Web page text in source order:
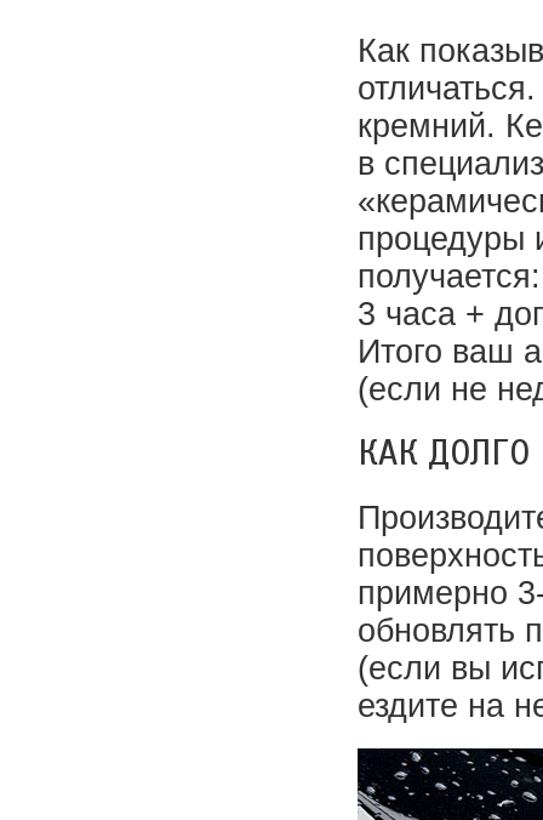
Как
кремний.
в
процедуры
3 часа +
Итого ваш
(если не
КАК ДОЛГО
примерно
обновлять
(если вы
ездите на